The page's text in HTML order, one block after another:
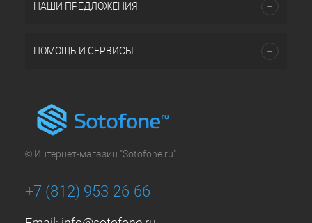
НАШИ ПРЕДЛОЖЕНИЯ
ПОМОЩЬ И СЕРВИСЫ
© Интернет-магазин "Sotofone.ru"
+7 (812) 953-26-66